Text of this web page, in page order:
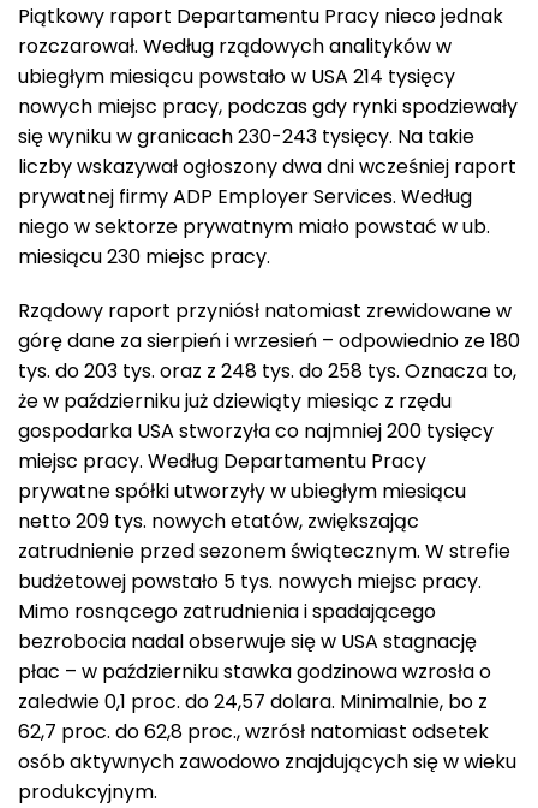
Piątkowy raport Departamentu Pracy nieco jednak
rozczarował. Według rządowych analityków w
ubiegłym miesiącu powstało w USA 214 tysięcy
nowych miejsc pracy, podczas gdy rynki spodziewały
się wyniku w granicach 230-243 tysięcy. Na takie
liczby wskazywał ogłoszony dwa dni wcześniej raport
prywatnej firmy ADP Employer Services. Według
niego w sektorze prywatnym miało powstać w ub.
miesiącu 230 miejsc pracy.
Rządowy raport przyniósł natomiast zrewidowane w
górę dane za sierpień i wrzesień – odpowiednio ze 180
tys. do 203 tys. oraz z 248 tys. do 258 tys. Oznacza to,
że w październiku już dziewiąty miesiąc z rzędu
gospodarka USA stworzyła co najmniej 200 tysięcy
miejsc pracy. Według Departamentu Pracy
prywatne spółki utworzyły w ubiegłym miesiącu
netto 209 tys. nowych etatów, zwiększając
zatrudnienie przed sezonem świątecznym. W strefie
budżetowej powstało 5 tys. nowych miejsc pracy.
Mimo rosnącego zatrudnienia i spadającego
bezrobocia nadal obserwuje się w USA stagnację
płac – w październiku stawka godzinowa wzrosła o
zaledwie 0,1 proc. do 24,57 dolara. Minimalnie, bo z
62,7 proc. do 62,8 proc., wzrósł natomiast odsetek
osób aktywnych zawodowo znajdujących się w wieku
produkcyjnym.